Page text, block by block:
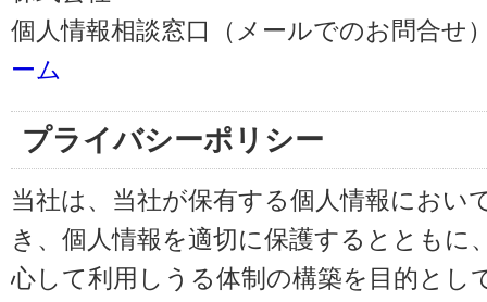
個人情報相談窓口（メールでのお問合せ
ーム
プライバシーポリシー
当社は、当社が保有する個人情報におい
き、個人情報を適切に保護するとともに
心して利用しうる体制の構築を目的とし